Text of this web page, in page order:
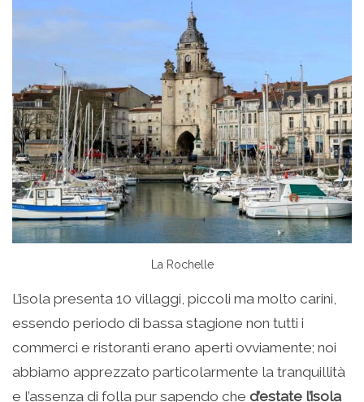
La Rochelle
L’isola presenta 10 villaggi, piccoli ma molto carini,
essendo periodo di bassa stagione non tutti i
commerci e ristoranti erano aperti ovviamente; noi
abbiamo apprezzato particolarmente la tranquillità
e l’assenza di folla pur sapendo che d’estate l’isola